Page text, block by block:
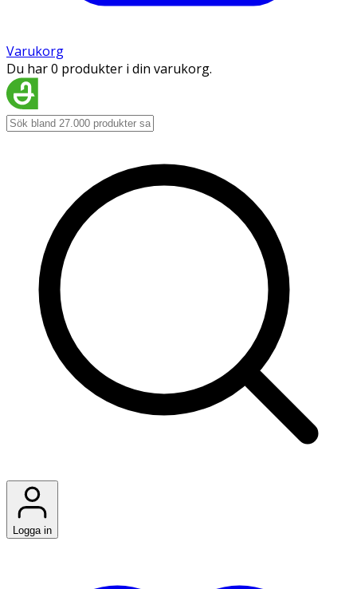
Varukorg
Du har 0 produkter i din varukorg.
Logga in